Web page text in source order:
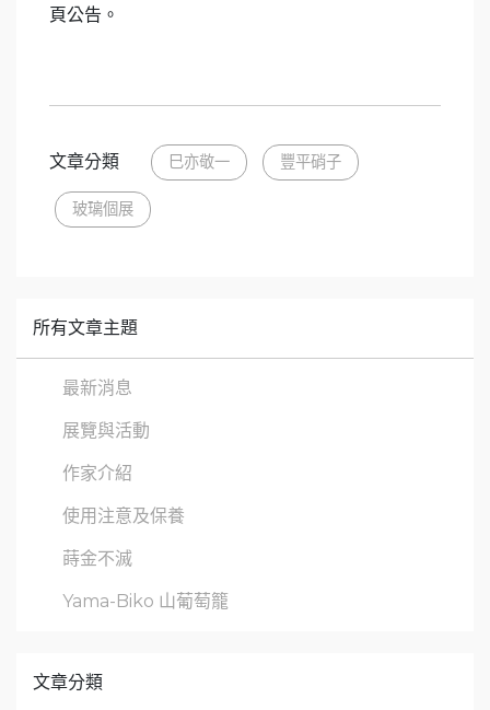
頁公告。
文章分類 巳亦敬一 豐平硝子
玻璃個展
所有文章主題
最新消息
展覽與活動
作家介紹
使用注意及保養
蒔金不滅
Yama-Biko 山葡萄籠
文章分類